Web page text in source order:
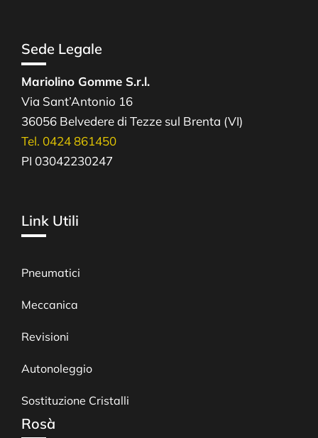
Sede Legale
Mariolino Gomme S.r.l.
Via Sant’Antonio 16
36056 Belvedere di Tezze sul Brenta (VI)
Tel. 0424 861450
PI 03042230247
Link Utili
Pneumatici
Meccanica
Revisioni
Autonoleggio
Sostituzione Cristalli
Rosà